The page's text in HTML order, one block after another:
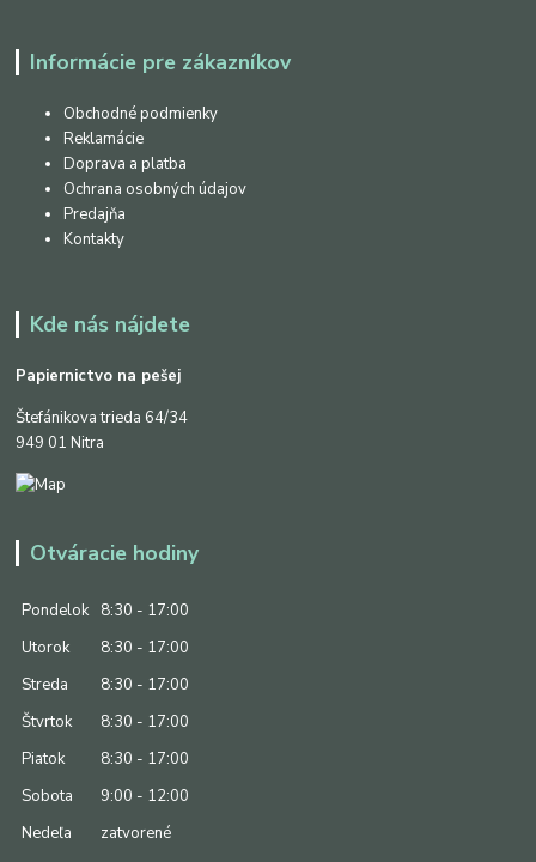
Informácie pre zákazníkov
Obchodné podmienky
Reklamácie
Doprava a platba
Ochrana osobných údajov
Predajňa
Kontakty
Kde nás nájdete
Papiernictvo na pešej
Štefánikova trieda 64/34
949 01 Nitra
Otváracie hodiny
Pondelok
8:30 - 17:00
Utorok
8:30 - 17:00
Streda
8:30 - 17:00
Štvrtok
8:30 - 17:00
Piatok
8:30 - 17:00
Sobota
9:00 - 12:00
Nedeľa
zatvorené